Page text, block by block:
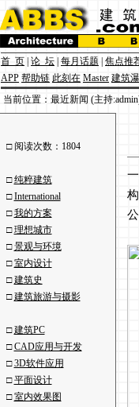
首 页 论 坛 每月话题 焦点推
APP 帮助链 此刻在 Master 建筑
当前位置：最近新闻 (主持
□ 阅读次数：1804
□纯粹建筑
□International
□我的方案
□理想城市
□景观与环境
□室内设计
□建筑史
□建筑旅游与摄影
□建筑PC
□CAD应用与开发
□3D软件应用
□平面设计
□室内效果图